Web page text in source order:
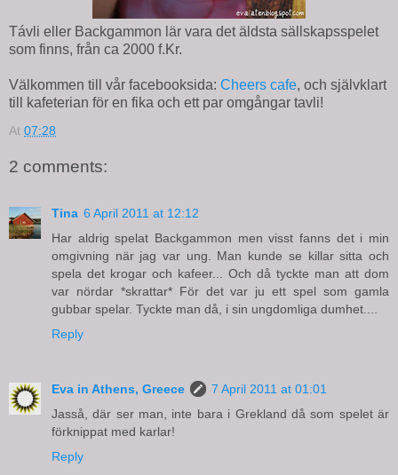
Távli eller Backgammon lär vara det äldsta sällskapsspelet
som finns, från ca 2000 f.Kr.
Välkommen till vår facebooksida: Cheers cafe, och självklart
till kafeterian för en fika och ett par omgångar tavli!
At 07:28
2 comments:
Tina 6 April 2011 at 12:12
Har aldrig spelat Backgammon men visst fanns det i min
omgivning när jag var ung. Man kunde se killar sitta och
spela det krogar och kafeer... Och då tyckte man att dom
var nördar *skrattar* För det var ju ett spel som gamla
gubbar spelar. Tyckte man då, i sin ungdomliga dumhet....
Reply
Eva in Athens, Greece
7 April 2011 at 01:01
Jasså, där ser man, inte bara i Grekland då som spelet är
förknippat med karlar!
Reply